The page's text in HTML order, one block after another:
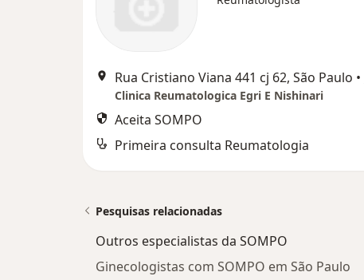
Rua Cristiano Viana 441 cj 62, São Paulo •
Clinica Reumatologica Egri E Nishinari
Aceita SOMPO
Primeira consulta Reumatologia
Pesquisas relacionadas
Outros especialistas da SOMPO
Ginecologistas com SOMPO em São Paulo